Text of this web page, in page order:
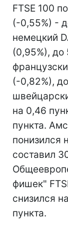
FTSE 100
(-0,55%) -
немецкий
(0,95%), до
(-0,82%),
на 0,46
пункта.
понизился
составил
фишек"
снизился
пункта.